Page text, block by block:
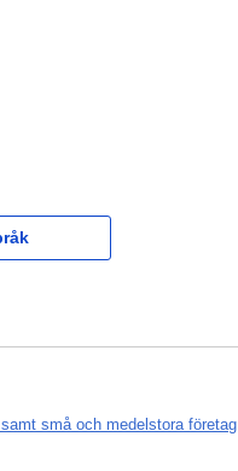
små och medelstora företag